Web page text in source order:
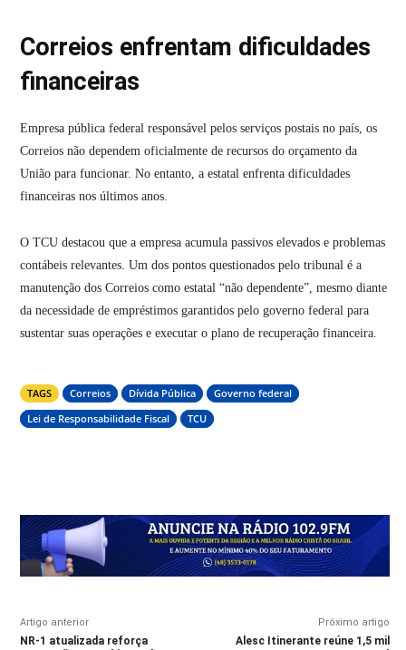
Correios enfrentam dificuldades
financeiras
Empresa pública federal responsável pelos serviços postais no país, os
Correios não dependem oficialmente de recursos do orçamento da
União para funcionar. No entanto, a estatal enfrenta dificuldades
financeiras nos últimos anos.
O TCU destacou que a empresa acumula passivos elevados e problemas
contábeis relevantes. Um dos pontos questionados pelo tribunal é a
manutenção dos Correios como estatal “não dependente”, mesmo diante
da necessidade de empréstimos garantidos pelo governo federal para
sustentar suas operações e executar o plano de recuperação financeira.
TAGS Correios Dívida Pública
Governo federal
Lei de Responsabilidade Fiscal
TCU
Artigo anterior
NR-1 atualizada reforça
Próximo artigo
Alesc Itinerante reúne 1,5 mil